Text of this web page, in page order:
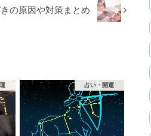
の原因や対策まとめ
占い・開運